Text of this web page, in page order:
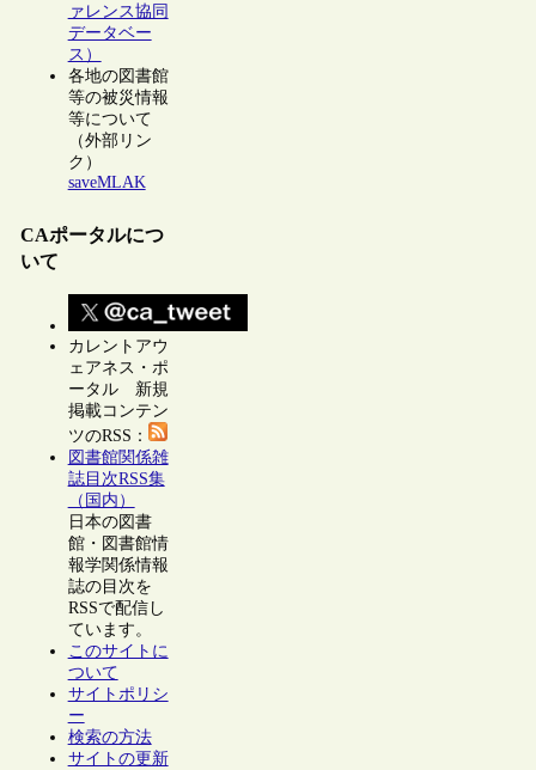
ァレンス協同
データベー
ス）
各地の図書館
等の被災情報
等について
（外部リン
ク）
saveMLAK
CAポータルにつ
いて
カレントアウ
ェアネス・ポ
ータル 新規
掲載コンテン
ツのRSS：
図書館関係雑
誌目次RSS集
（国内）
日本の図書
館・図書館情
報学関係情報
誌の目次を
RSSで配信し
ています。
このサイトに
ついて
サイトポリシ
ー
検索の方法
サイトの更新